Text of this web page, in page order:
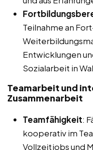
Teilnahme an
Entwicklungen
Sozialarbeit in
Teamarbeit und
Zusammenarbeit
Teamfähigkeit:
kooperativ im
Vollzeitjobs und